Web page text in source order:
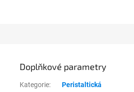
Doplňkové parametry
Kategorie:
Peristaltická